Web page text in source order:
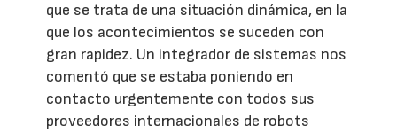
que se trata de una situación dinámica, en la
que los acontecimientos se suceden con
gran rapidez. Un integrador de sistemas nos
comentó que se estaba poniendo en
contacto urgentemente con todos sus
proveedores internacionales de robots